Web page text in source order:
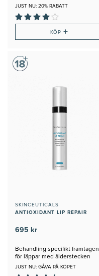
läpparna
JUST NU: 20% RABATT
KÖP+
SKINCEUTICALS
ANTIOXIDANT LIP REPAIR
695 kr
Behandling specifikt framtagen
för läppar med ålderstecken
JUST NU: GÅVA PÅ KÖPET